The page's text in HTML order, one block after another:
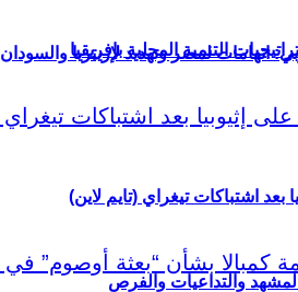
لمصر وتهديد لإريتريا والسودان
والتداعيات والفرص
التنمية المحلية بإفريقيا
بعد اشتباكات تيغراي (تايم لاين)